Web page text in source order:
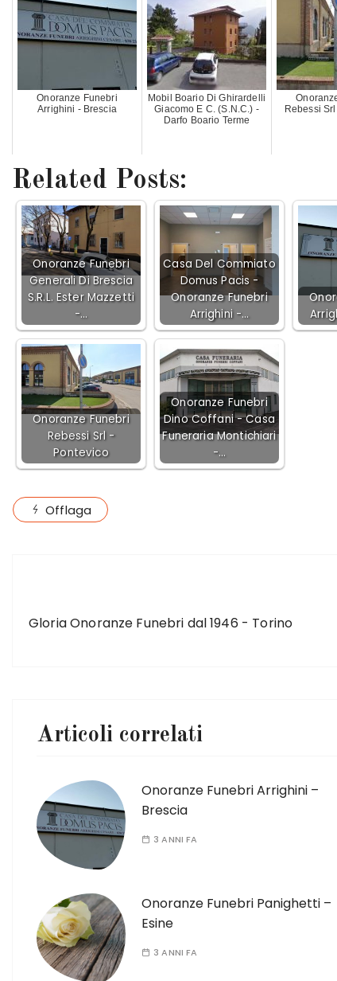
Onoranze Funebri
Arrighini - Brescia
Mobil Boario Di Ghirardelli
Giacomo E C. (S.N.C.) -
Darfo Boario Terme
Rebessi
Related Posts:
Onoranze Funebri
Generali Di Brescia
S.R.L. Ester Mazzetti
-…
Casa Del Commiato
Domus Pacis -
Onoranze Funebri
Arrighini -…
Onoranze Funebri
Rebessi Srl -
Pontevico
Onoranze Funebri
Dino Coffani - Casa
Funeraria Montichiari
-…
Offlaga
Gloria Onoranze Funebri dal 1946 - Torino
Articoli correlati
Onoranze Funebri Arrighini –
Brescia
3 ANNI FA
Onoranze Funebri Panighetti –
Esine
3 ANNI FA